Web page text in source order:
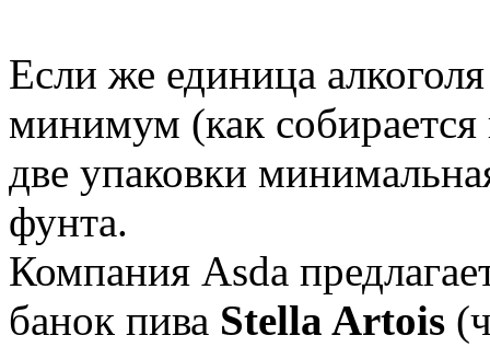
Если же единица
минимум (как собирается
две упаковки
фунта.
Компания Asda
банок пива Stella Artois